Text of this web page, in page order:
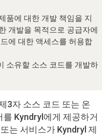
품에 대한 개발 책임을 지
개발을 목적으로 공급자에
에 대한 액세스를 허용합
소유할 소스 코드를 개발하
3자 소스 코드 또는 온
Kyndryl에게 제공하거
는 서비스가 Kyndryl 제